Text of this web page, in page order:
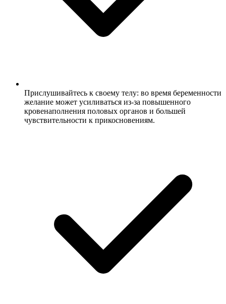
Прислушивайтесь к своему телу: во время беременности
желание может усиливаться из-за повышенного
кровенаполнения половых органов и большей
чувствительности к прикосновениям.